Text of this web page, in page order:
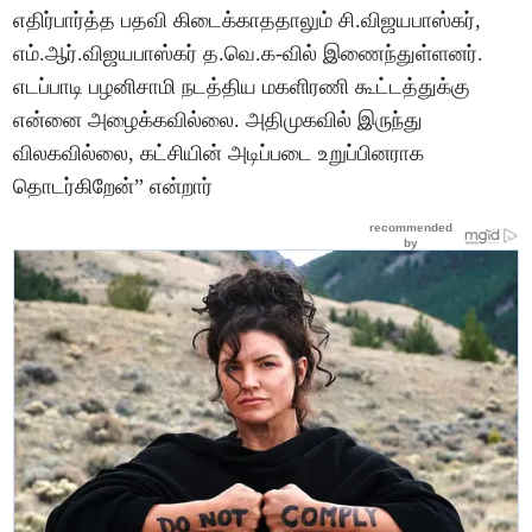
எதிர்பார்த்த பதவி கிடைக்காததாலும் சி.விஜயபாஸ்கர்,
எம்.ஆர்.விஜயபாஸ்கர் த.வெ.க-வில் இணைந்துள்ளனர்.
எடப்பாடி பழனிசாமி நடத்திய மகளிரணி கூட்டத்துக்கு
என்னை அழைக்கவில்லை. அதிமுகவில் இருந்து
விலகவில்லை, கட்சியின் அடிப்படை உறுப்பினராக
தொடர்கிறேன்” என்றார்